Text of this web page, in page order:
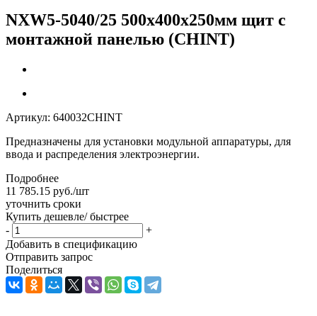
NXW5-5040/25 500х400х250мм щит с
монтажной панелью (CHINT)
Артикул: 640032CHINT
Предназначены для установки модульной аппаратуры, для
ввода и распределения электроэнергии.
Подробнее
11 785.15 руб./шт
уточнить сроки
Купить дешевле/ быстрее
-
+
Добавить в спецификацию
Отправить запрос
Поделиться